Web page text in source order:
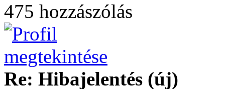
475 hozzászólás
Re: Hibajelentés (új)